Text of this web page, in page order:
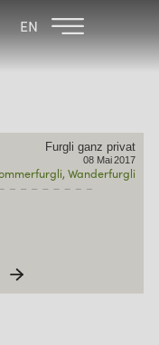
EN
Furgli ganz privat
08 Mai 2017
Wanderfurgli